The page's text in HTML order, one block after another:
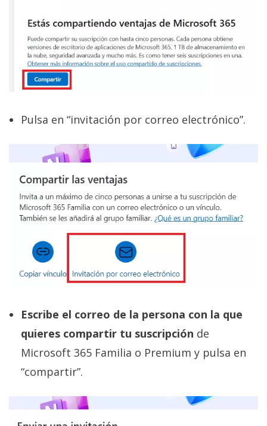
Pulsa en “invitación por correo electrónico”.
Escribe el correo de la persona con la que
quieres compartir tu suscripción de
Microsoft 365 Familia o Premium y pulsa en
“compartir”.